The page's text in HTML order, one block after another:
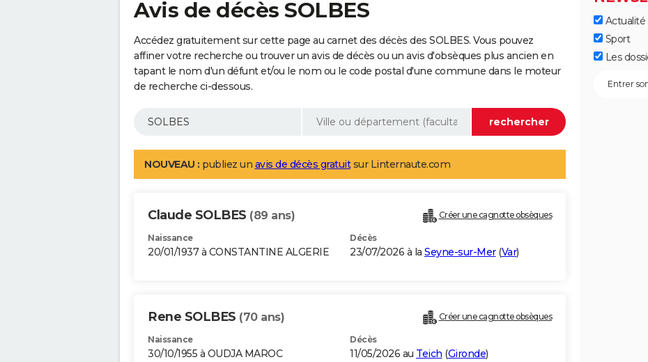
Avis de décès SOLBES
Accédez gratuitement sur cette page au carnet des décès des SOLBES. Vous pouvez
affiner votre recherche ou trouver un avis de décès ou un avis d'obsèques plus ancien en
tapant le nom d'un défunt et/ou le nom ou le code postal d'une commune dans le moteur
de recherche ci-dessous.
NOUVEAU : publiez un avis de décès gratuitsur Linternaute.com
Claude SOLBES (89 ans) Créer une cagnotte obsèques
Naissance
20/01/1937 à CONSTANTINE ALGERIE
Décès
23/07/2026 à la Seyne-sur-Mer(Var)
Rene SOLBES (70 ans) Créer une cagnotte obsèques
Naissance
30/10/1955 à OUDJA MAROC
Décès
11/05/2026 au Teich (Gironde)
Actualité
Sport
Les